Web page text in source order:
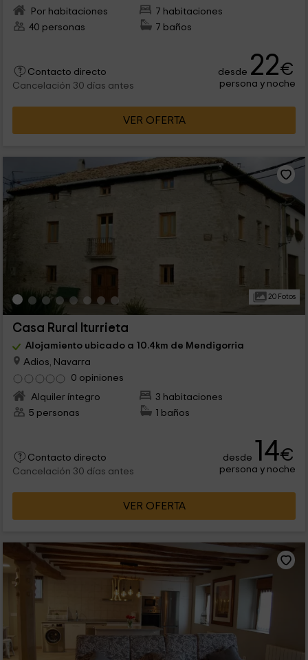
Por habitaciones
7 habitaciones
40 personas
7 baños
Contacto directo
Cancelación 30 días antes
desde 22€
persona y noche
VER OFERTA
20 Fotos
Casa Rural Iturrieta
Alojamiento ubicado a 10.4km de Mendigorria
Adios, Navarra
0 opiniones
Alquiler íntegro
3 habitaciones
5 personas
1 baños
Contacto directo
Cancelación 30 días antes
desde 14€
persona y noche
VER OFERTA